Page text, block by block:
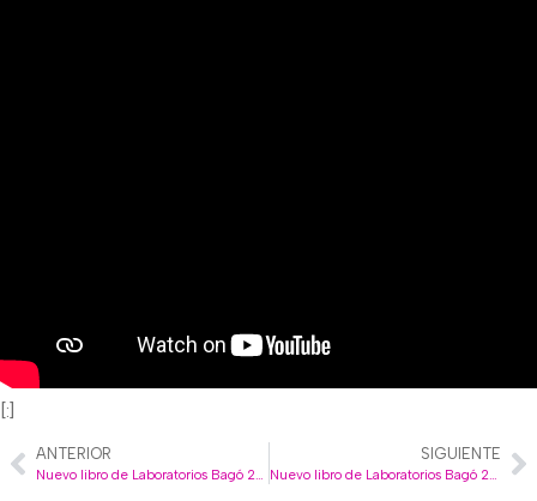
[:]
ANTERIOR
Nuevo libro de Laboratorios Bagó 2021
SIGUIENTE
Nuevo libro de Laboratorios Bagó 2023